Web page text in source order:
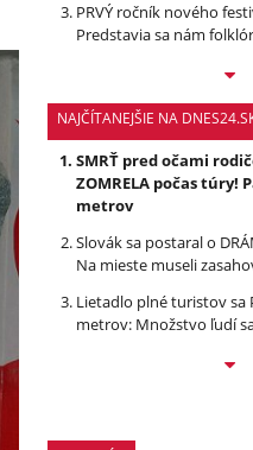
PRVÝ ročník nového
Predstavia sa nám
NAJČÍTANEJŠIE NA
SMRŤ pred očami
ZOMRELA počas túry!
metrov
Slovák sa postaral o
Na mieste museli
Lietadlo plné turistov sa
metrov: Množstvo ľudí